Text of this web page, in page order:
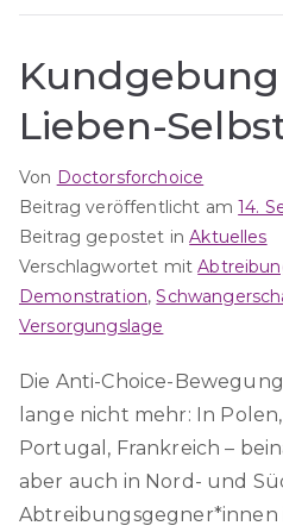
Lieben-
Von Doctorsforchoice
Beitrag veröffentlicht am14.
Beitrag gepostet inAktuelles
Verschlagwortet mit
Demonstration,
Versorgungslage
Die Anti-Choice-
lange nicht mehr: In
Portugal, Frankreich –
aber auch in Nord- und
Abtreibungsgegner*innen